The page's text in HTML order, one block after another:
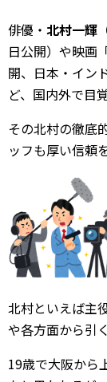
俳優・ 北村一輝
日公開）や映画
開、日本・イン
ど、国内外で目
その北村の徹底
ッフも厚い信頼
北村といえば主
や各方面から引
19歳で大阪から